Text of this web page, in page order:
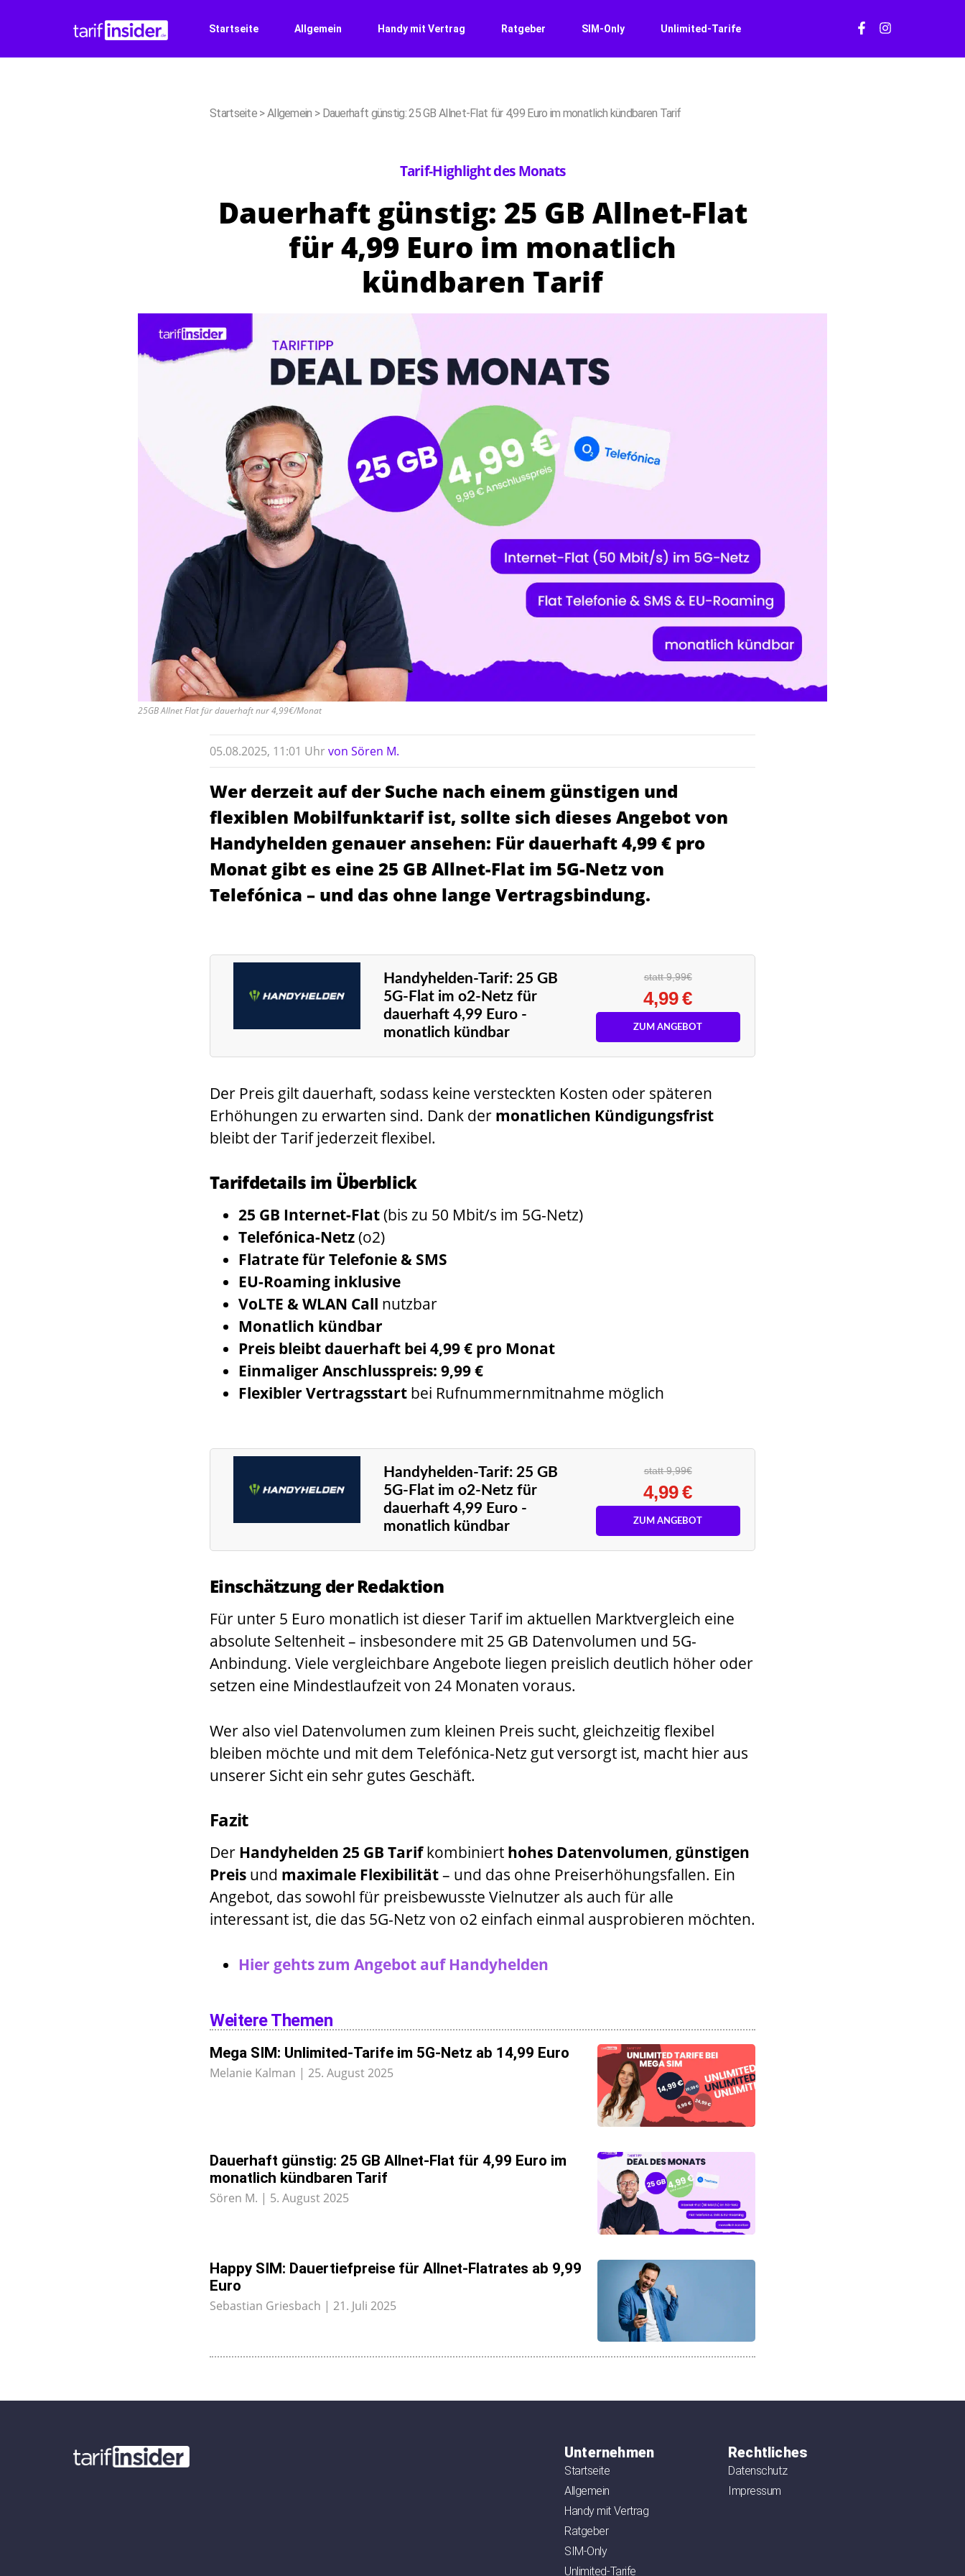
Startseite Allgemein Handy mit Vertrag Ratgeber SIM-Only Unlimited-Tarife
Startseite >Allgemein > Dauerhaft günstig: 25 GB Allnet-Flat für 4,99 Euro im monatlich kündbaren Tarif
Tarif-Highlight des Monats
Dauerhaft günstig: 25 GB Allnet-Flat
für 4,99 Euro im monatlich
kündbaren Tarif
25GB Allnet Flat für dauerhaft nur 4,99€/Monat
05.08.2025, 11:01 Uhrvon Sören M.
Wer derzeit auf der Suche nach einem günstigen und
flexiblen Mobilfunktarif ist, sollte sich dieses Angebot von
Handyhelden genauer ansehen: Für dauerhaft 4,99 € pro
Monat gibt es eine 25 GB Allnet-Flat im 5G-Netz von
Telefónica – und das ohne lange Vertragsbindung.
Handyhelden-Tarif: 25 GB
5G-Flat im o2-Netz für
dauerhaft 4,99 Euro -
monatlich kündbar
statt 9,99€
4,99 €
ZUM ANGEBOT
Der Preis gilt dauerhaft, sodass keine versteckten Kosten oder späteren
Erhöhungen zu erwarten sind. Dank der monatlichen Kündigungsfrist
bleibt der Tarif jederzeit flexibel.
Tarifdetails im Überblick
25 GB Internet-Flat(bis zu 50 Mbit/s im 5G-Netz)
Telefónica-Netz(o2)
Flatrate für Telefonie & SMS
EU-Roaming inklusive
VoLTE & WLAN Call nutzbar
Monatlich kündbar
Preis bleibt dauerhaft bei 4,99 € pro Monat
Einmaliger Anschlusspreis: 9,99 €
Flexibler Vertragsstart bei Rufnummernmitnahme möglich
Handyhelden-Tarif: 25 GB
5G-Flat im o2-Netz für
dauerhaft 4,99 Euro -
monatlich kündbar
statt 9,99€
4,99 €
ZUM ANGEBOT
Einschätzung der Redaktion
Für unter 5 Euro monatlich ist dieser Tarif im aktuellen Marktvergleich eine
absolute Seltenheit – insbesondere mit 25 GB Datenvolumen und 5G-
Anbindung. Viele vergleichbare Angebote liegen preislich deutlich höher oder
setzen eine Mindestlaufzeit von 24 Monaten voraus.
Wer also viel Datenvolumen zum kleinen Preis sucht, gleichzeitig flexibel
bleiben möchte und mit dem Telefónica-Netz gut versorgt ist, macht hier aus
unserer Sicht ein sehr gutes Geschäft.
Fazit
Der Handyhelden 25 GB Tarifkombiniert hohes Datenvolumen, günstigen
Preis und maximale Flexibilität– und das ohne Preiserhöhungsfallen. Ein
Angebot, das sowohl für preisbewusste Vielnutzer als auch für alle
interessant ist, die das 5G-Netz von o2 einfach einmal ausprobieren möchten.
Hier gehts zum Angebot auf Handyhelden
Weitere Themen
Mega SIM: Unlimited-Tarife im 5G-Netz ab 14,99 Euro
Melanie Kalman 25. August 2025
Dauerhaft günstig: 25 GB Allnet-Flat für 4,99 Euro im
monatlich kündbaren Tarif
Sören M. 5. August 2025
Happy SIM: Dauertiefpreise für Allnet-Flatrates ab 9,99
Euro
Sebastian Griesbach 21. Juli 2025
Unternehmen
Startseite
Allgemein
Handy mit Vertrag
Ratgeber
SIM-Only
Unlimited-Tarife
Rechtliches
Datenschutz
Impressum